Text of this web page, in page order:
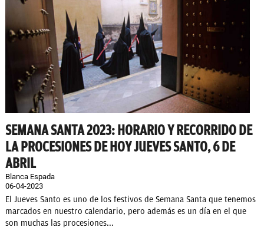
SEMANA SANTA 2023: HORARIO Y RECORRIDO DE
LA PROCESIONES DE HOY JUEVES SANTO, 6 DE
ABRIL
Blanca Espada
06-04-2023
El Jueves Santo es uno de los festivos de Semana Santa que tenemos
marcados en nuestro calendario, pero además es un día en el que
son muchas las procesiones...